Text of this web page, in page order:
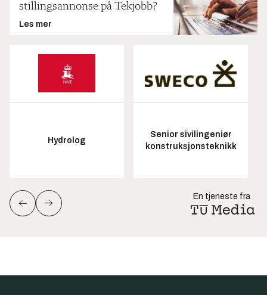
stillingsannonse på Tekjobb?
Les mer
Hydrolog
Senior sivilingeniør
konstruksjonsteknikk
En tjeneste fra